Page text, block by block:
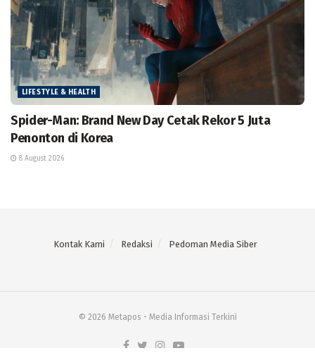
LIFESTYLE & HEALTH
Spider-Man: Brand New Day Cetak Rekor 5 Juta
Penonton di Korea
8 August 2026
Kontak Kami Redaksi Pedoman Media Siber
© 2026 Metapos - Media Informasi Terkini